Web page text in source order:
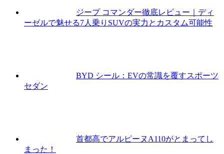
ジープ コマンダー徹底レビュー｜ディ
ーゼルで魅せる7人乗りSUVの実力とカスタム可能性
BYD シール：EVの常識を覆すスポーツ
セダン
首都高でアルピーヌA110がとまってし
まった！